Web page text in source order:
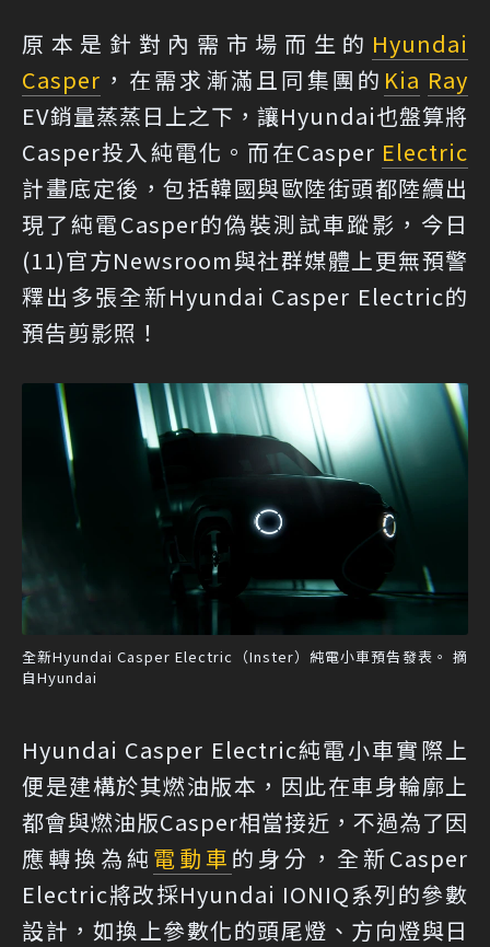
原本是針對內需市場而生的 Hyundai
Casper ，在需求漸滿且同集團的 Kia Ray
EV銷量蒸蒸日上之下，讓Hyundai也盤算將
Casper投入純電化。而在Casper Electric
計畫底定後，包括韓國與歐陸街頭都陸續出
現了純電Casper的偽裝測試車蹤影，今日
(11)官方Newsroom與社群媒體上更無預警
釋出多張全新Hyundai Casper Electric的
預告剪影照！
全新Hyundai Casper Electric（Inster）純電小車預告發表。 摘
自Hyundai
Hyundai Casper Electric純電小車實際上
便是建構於其燃油版本，因此在車身輪廓上
都會與燃油版Casper相當接近，不過為了因
應轉換為純 電動車 的身分，全新Casper
Electric將改採Hyundai IONIQ系列的參數
設計，如換上參數化的頭尾燈、方向燈與日